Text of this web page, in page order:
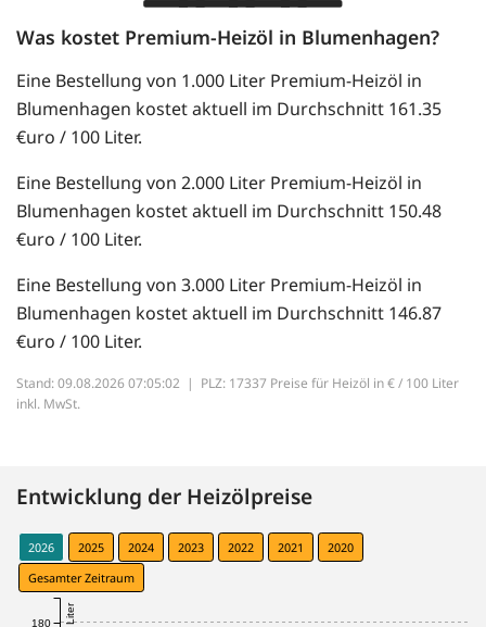
Was kostet Premium-Heizöl in Blumenhagen?
Eine Bestellung von 1.000 Liter Premium-Heizöl in
Blumenhagen kostet aktuell im Durchschnitt 161.35
€uro / 100 Liter.
Eine Bestellung von 2.000 Liter Premium-Heizöl in
Blumenhagen kostet aktuell im Durchschnitt 150.48
€uro / 100 Liter.
Eine Bestellung von 3.000 Liter Premium-Heizöl in
Blumenhagen kostet aktuell im Durchschnitt 146.87
€uro / 100 Liter.
Stand: 09.08.2026 07:05:02 | PLZ: 17337 Preise für Heizöl in € / 100 Liter
inkl. MwSt.
Entwicklung der Heizölpreise
2026 2025 2024 2023 2022 2021
2020
Gesamter Zeitraum
180